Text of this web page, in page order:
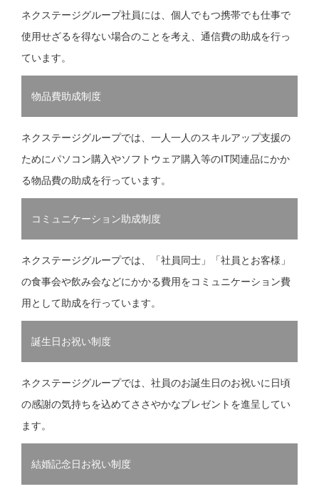
ネクステージグループ社員には、個人でもつ携帯でも仕事で
使用せざるを得ない場合のことを考え、通信費の助成を行っ
ています。
物品費助成制度
ネクステージグループでは、一人一人のスキルアップ支援の
ためにパソコン購入やソフトウェア購入等のIT関連品にかか
る物品費の助成を行っています。
コミュニケーション助成制度
ネクステージグループでは、「社員同士」「社員とお客様」
の食事会や飲み会などにかかる費用をコミュニケーション費
用として助成を行っています。
誕生日お祝い制度
ネクステージグループでは、社員のお誕生日のお祝いに日頃
の感謝の気持ちを込めてささやかなプレゼントを進呈してい
ます。
結婚記念日お祝い制度